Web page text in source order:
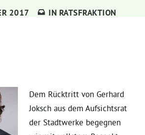
MdL
2017 IN RATSFRAKTION
Dem Rücktritt von Gerhard
Joksch aus dem Aufsichtsrat
der Stadtwerke begegnen